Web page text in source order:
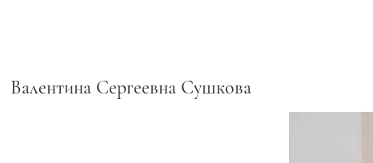
Валентина Сергеевна Сушкова